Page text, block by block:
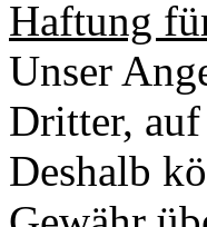
Haftung
Unser
Dritter,
Deshalb